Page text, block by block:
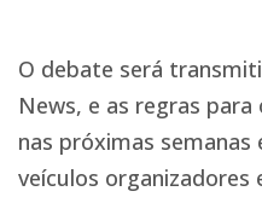
O debate será
News, e as regras
nas próximas
veículos organizadores